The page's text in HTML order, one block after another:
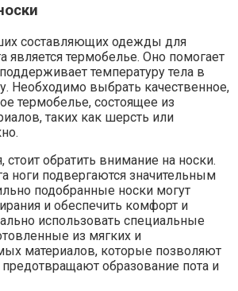
составляющих одежды для
является термобелье. Оно помогает
температуру тела в
Необходимо выбрать качественное,
термобелье, состоящее из
таких как шерсть или
обратить внимание на носки.
ноги подвергаются значительным
подобранные носки могут
и обеспечить комфорт и
использовать специальные
из мягких и
материалов, которые позволяют
образование пота и